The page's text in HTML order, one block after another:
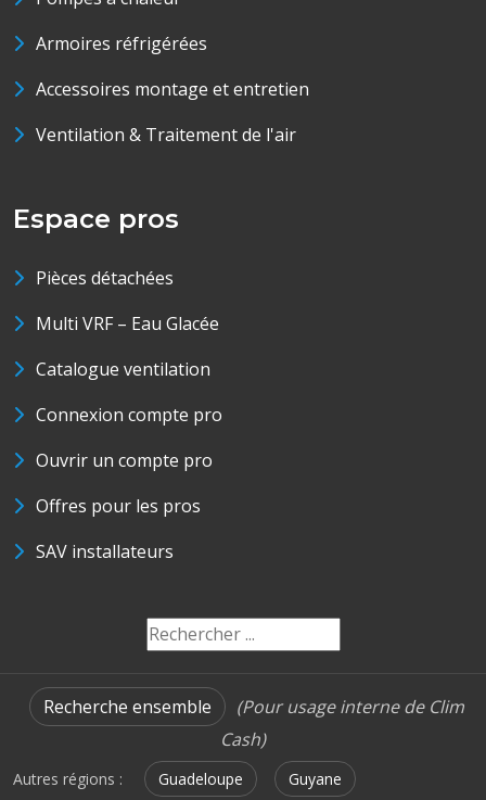
Armoires réfrigérées
Accessoires montage et entretien
Ventilation & Traitement de l'air
Espace pros
Pièces détachées
Multi VRF – Eau Glacée
Catalogue ventilation
Connexion compte pro
Ouvrir un compte pro
Offres pour les pros
SAV installateurs
Recherche ensemble
(Pour usage interne de Clim
Cash)
Autres régions : Guadeloupe Guyane